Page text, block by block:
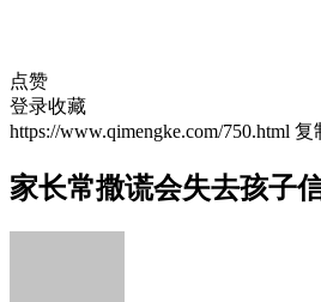
点赞
登录收藏
https://www.qimengke.com/750.html 复
家长常撒谎会失去孩子